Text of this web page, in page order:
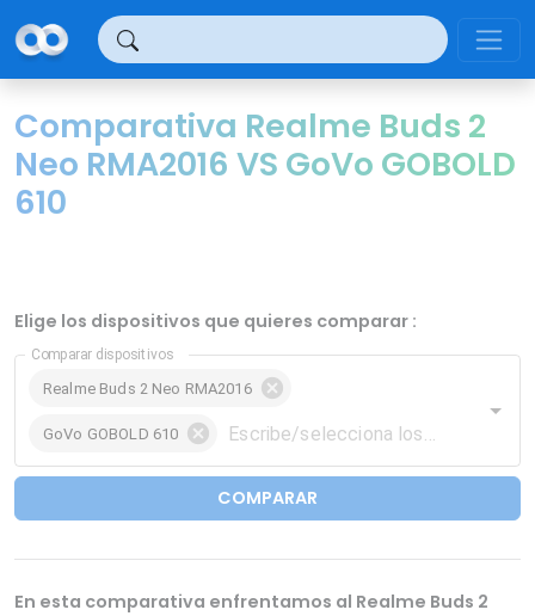
Comparativa Realme Buds 2
Neo RMA2016 VS GoVo GOBOLD
610
Elige los dispositivos que quieres comparar :
Comparar dispositivos
Realme Buds 2 Neo RMA2016
GoVo GOBOLD 610
COMPARAR
En esta comparativa enfrentamos al Realme Buds 2
Panel de gestión de cookies